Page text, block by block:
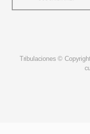
Tribulaciones ©